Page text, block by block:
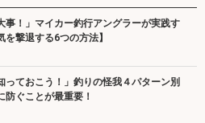
事！」マイカー釣行アングラーが実践す
を撃退する6つの方法】
っておこう！」釣りの怪我４パターン別
ぐことが最重要！